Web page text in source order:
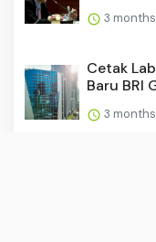
3
Cetak
Baru BRI
3